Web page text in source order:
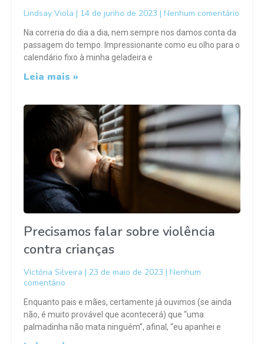
Lindsay Viola 14 de junho de 2023 Nenhum comentário
Na correria do dia a dia, nem sempre nos damos conta da
passagem do tempo. Impressionante como eu olho para o
calendário fixo à minha geladeira e
Leia mais »
Precisamos falar sobre violência
contra crianças
Victória Silveira 23 de maio de 2023
Nenhum
comentário
Enquanto pais e mães, certamente já ouvimos (se ainda
não, é muito provável que acontecerá) que “uma
palmadinha não mata ninguém”, afinal, “eu apanhei e